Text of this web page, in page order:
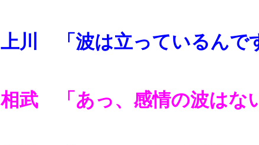
上川 「波は立っているんで
相武 「あっ、感情の波はな